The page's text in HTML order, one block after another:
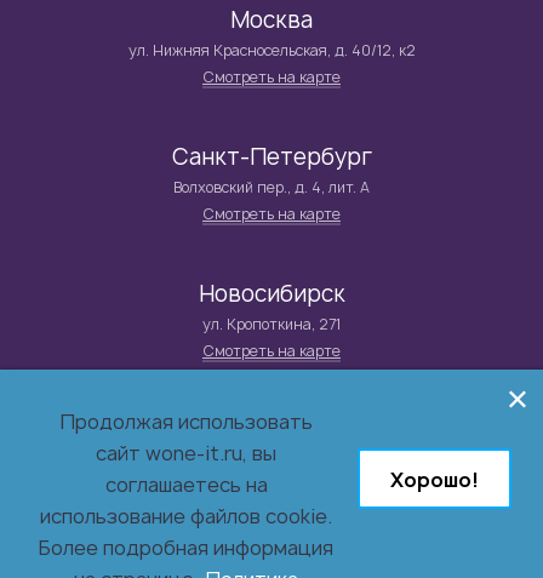
Москва
ул. Нижняя Красносельская, д. 40/12, к2
Смотреть на карте
Санкт-Петербург
Волховский пер., д. 4, лит. А
Смотреть на карте
Новосибирск
ул. Кропоткина, 271
Смотреть на карте
© 2026 Группа компаний WONE IT
Системный интегратор и поставщик решений в сфере
инфраструктуры, бизнес-приложений и заказной разработки.
Обработка персональных данных посетителей сайта
Продолжая использовать
сайт wone-it.ru, вы
соглашаетесь на
использование файлов cookie.
Более подробная информация
Хорошо!